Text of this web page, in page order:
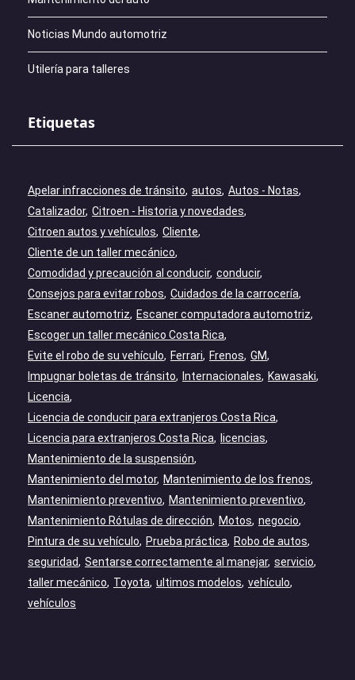
Noticias Mundo automotriz
Utilería para talleres
Etiquetas
Apelar infracciones de tránsito autos Autos - Notas
Catalizador Citroen - Historia y novedades
Citroen autos y vehículos Cliente
Cliente de un taller mecánico
Comodidad y precaución al conducir conducir
Consejos para evitar robos Cuidados de la carrocería
Escaner automotriz
Escaner computadora automotriz
Escoger un taller mecánico Costa Rica
Evite el robo de su vehículo
Ferrari Frenos GM
Impugnar boletas de tránsito
Internacionales
Kawasaki
Licencia
Licencia de conducir para extranjeros Costa Rica
Licencia para extranjeros Costa Rica
licencias
Mantenimiento de la suspensión
Mantenimiento del motor
Mantenimiento de los frenos
Mantenimiento preventivo
Mantenimiento preventivo
Mantenimiento Rótulas de dirección
Motos negocio
Pintura de su vehículo
Prueba práctica
Robo de autos
seguridad
Sentarse correctamente al manejar servicio
taller mecánico
Toyota ultimos modelos vehículo
vehículos